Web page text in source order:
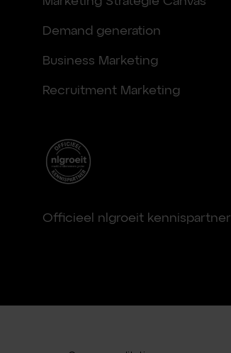
Demand generation
Business Marketing
Recruitment Marketing
Officieel nlgroeit kennispartner